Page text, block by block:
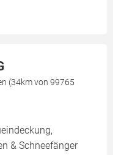
(34km von 99765
& Schneefänger